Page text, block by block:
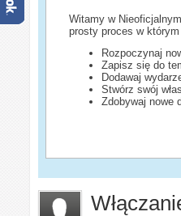
Witamy w
prosty proces w
Rozpoczynaj
Zapisz się do
Dodawaj
Stwórz swój
Zdobywaj nowe